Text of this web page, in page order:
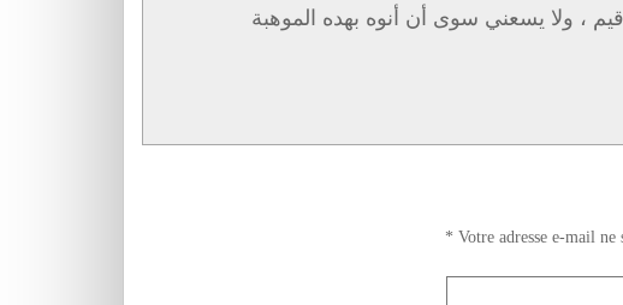
، ولا يسعني سوى أن أنوه بهده الموهبة
Votre adresse e-mail ne
*